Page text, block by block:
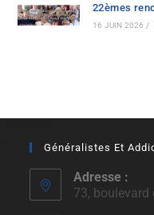
22èmes
16 JUIN 2026 /
Généralistes Et
Adresse :
73,